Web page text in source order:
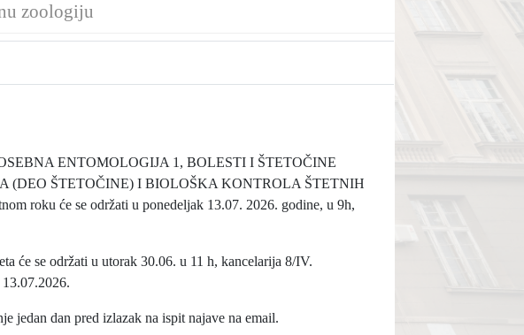
zoologiju
ENTOMOLOGIJA 1, BOLESTI I ŠTETOČINE
(DEO ŠTETOČINE) I BIOLOŠKA KONTROLA ŠTETNIH
roku će se održati u ponedeljak 13.07. 2026. godine, u 9h,
će se održati u utorak 30.06. u 11 h, kancelarija 8/IV.
jedan dan pred izlazak na ispit najave na email.